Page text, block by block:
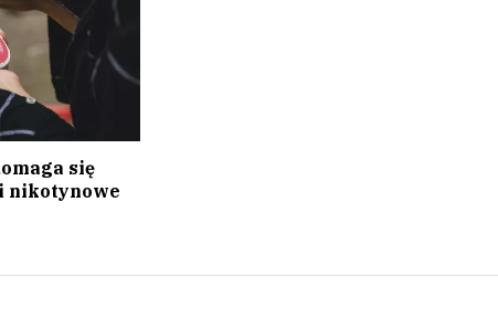
się
nikotynowe